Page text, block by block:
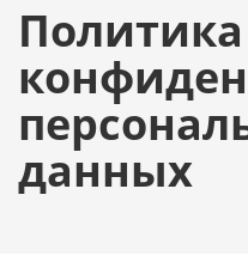
Политика
данных